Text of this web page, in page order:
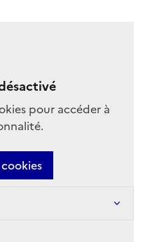
pour accéder à